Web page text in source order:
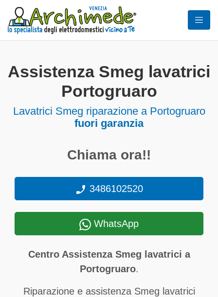
Assistenza Smeg lavatrici
Portogruaro
Lavatrici Smeg riparazione a Portogruaro
fuori garanzia
Chiama ora!!
3486102520
WhatsApp
Centro Assistenza Smeg lavatrici a
Portogruaro.
Riparazione e assistenza Smeg lavatrici